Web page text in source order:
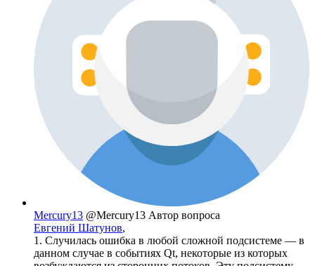
Mercury13 @Mercury13 Автор вопроса
Евгений Шатунов,
1. Случилась ошибка в любой сложной подсистеме — в
данном случае в событиях Qt, некоторые из которых